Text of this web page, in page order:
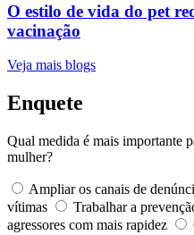
O estilo de vida do pet
vacinação
Veja mais blogs
Enquete
Qual medida é mais importante
mulher?
Ampliar os canais de
vítimas
Trabalhar a
agressores com mais rapidez